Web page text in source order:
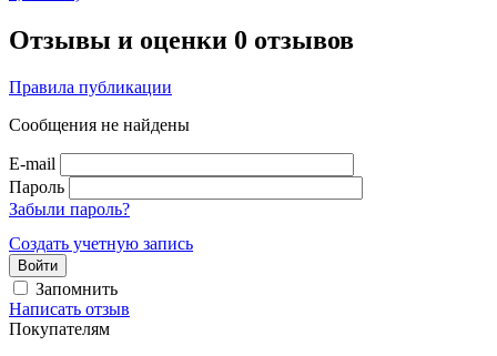
Отзывы и оценки 0 отзывов
Правила публикации
Сообщения не найдены
E-mail
Пароль
Забыли пароль?
Создать учетную запись
Войти
Запомнить
Написать отзыв
Покупателям